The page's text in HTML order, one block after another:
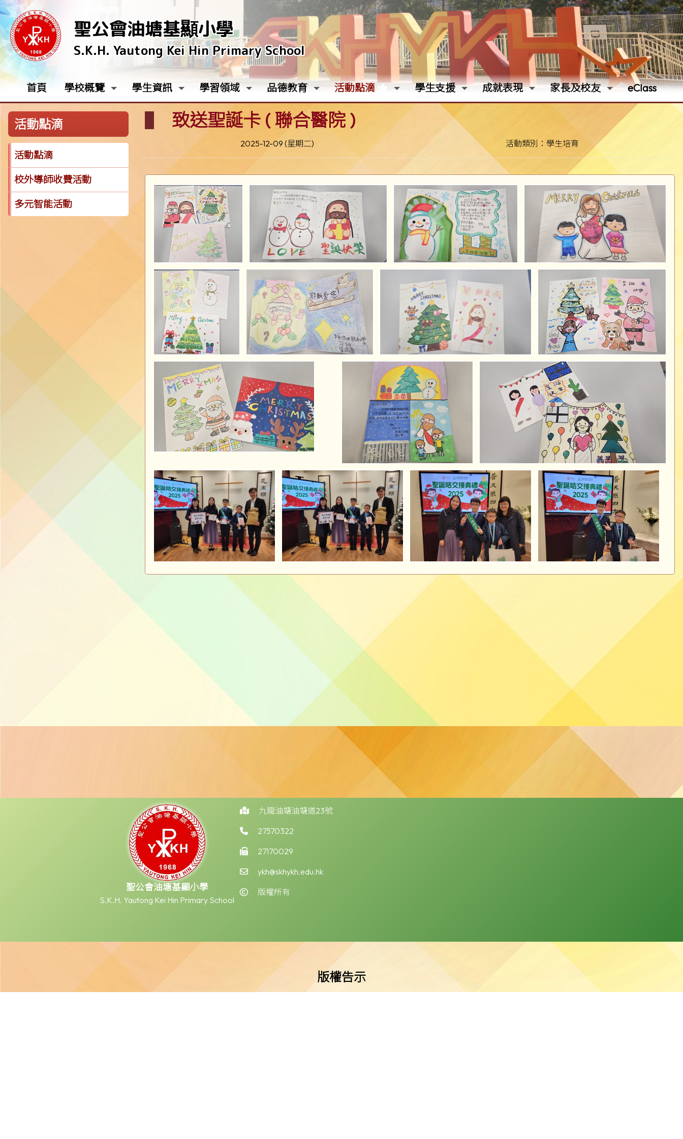
聖公會油塘基顯小學
S.K.H. Yautong Kei Hin Primary School
首頁 學校概覽 學生資訊 學習領域 品德教育 活動點滴 學生支援 成就表現 家長及校友 eClass
活動點滴
活動點滴
校外導師收費活動
多元智能活動
致送聖誕卡 ( 聯合醫院 )
2025-12-09 (星期二) 活動類別：學生培育
聖公會油塘基顯小學
S.K.H. Yautong Kei Hin Primary School
九龍油塘油塘道23號
27570322
27170029
ykh@skhykh.edu.hk
版權所有
版權告示